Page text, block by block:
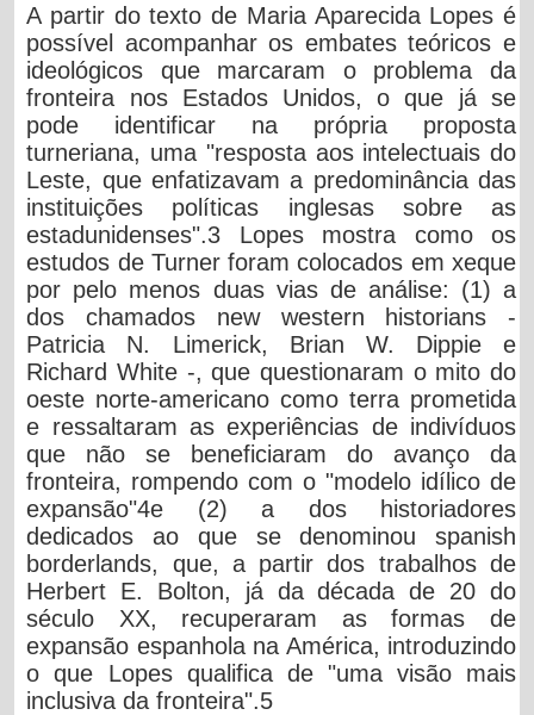
A partir do texto de Maria Aparecida Lopes é
possível acompanhar os embates teóricos e
ideológicos que marcaram o problema da
fronteira nos Estados Unidos, o que já se
pode identificar na própria proposta
turneriana, uma "resposta aos intelectuais do
Leste, que enfatizavam a predominância das
instituições políticas inglesas sobre as
estadunidenses".3 Lopes mostra como os
estudos de Turner foram colocados em xeque
por pelo menos duas vias de análise: (1) a
dos chamados new western historians -
Patricia N. Limerick, Brian W. Dippie e
Richard White -, que questionaram o mito do
oeste norte-americano como terra prometida
e ressaltaram as experiências de indivíduos
que não se beneficiaram do avanço da
fronteira, rompendo com o "modelo idílico de
expansão"4e (2) a dos historiadores
dedicados ao que se denominou spanish
borderlands, que, a partir dos trabalhos de
Herbert E. Bolton, já da década de 20 do
século XX, recuperaram as formas de
expansão espanhola na América, introduzindo
o que Lopes qualifica de "uma visão mais
inclusiva da fronteira".5